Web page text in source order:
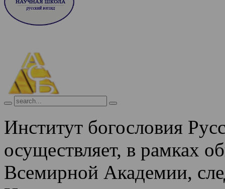
Институт богословия
осуществляет, в рамках
Всемирной Академии,